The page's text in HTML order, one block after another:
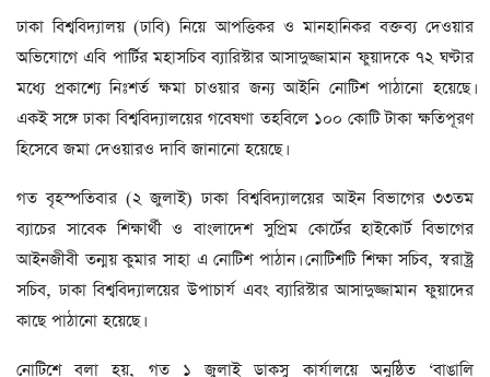
ঢাকা বিশ্ববিদ্যালয় (ঢাবি) নিয়ে আপত্তিকর ও মানহানিকর বক্তব্য দেওয়ার
অভিযোগে এবি পার্টির মহাসচিব ব্যারিস্টার আসাদুজ্জামান ফুয়াদকে ৭২ ঘণ্টার
মধ্যে প্রকাশ্যে নিঃশর্ত ক্ষমা চাওয়ার জন্য আইনি নোটিশ পাঠানো হয়েছে।
একই সঙ্গে ঢাকা বিশ্ববিদ্যালয়ের গবেষণা তহবিলে ১০০ কোটি টাকা ক্ষতিপূরণ
হিসেবে জমা দেওয়ারও দাবি জানানো হয়েছে।
গত বৃহস্পতিবার (২ জুলাই) ঢাকা বিশ্ববিদ্যালয়ের আইন বিভাগের ৩৩তম
ব্যাচের সাবেক শিক্ষার্থী ও বাংলাদেশ সুপ্রিম কোর্টের হাইকোর্ট বিভাগের
আইনজীবী তন্ময় কুমার সাহা এ নোটিশ পাঠান। নোটিশটি শিক্ষা সচিব, স্বরাষ্ট্র
সচিব, ঢাকা বিশ্ববিদ্যালয়ের উপাচার্য এবং ব্যারিস্টার আসাদুজ্জামান ফুয়াদের
কাছে পাঠানো হয়েছে।
নোটিশে বলা হয়, গত ১ জুলাই ডাকসু কার্যালয়ে অনুষ্ঠিত ‘বাঙালি